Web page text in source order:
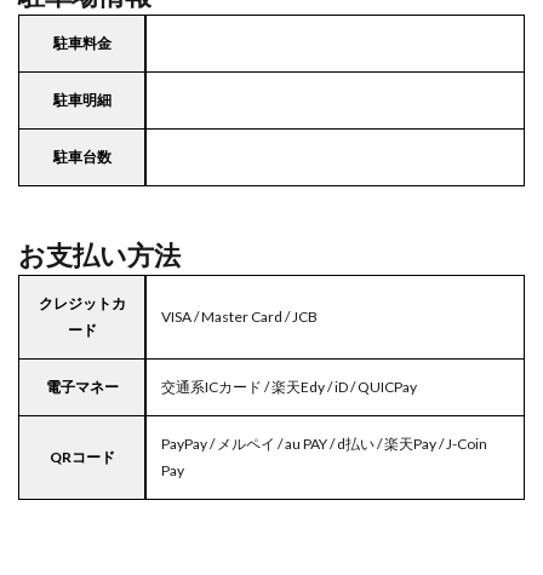
駐車料金
駐車明細
駐車台数
お支払い方法
クレジットカ
ード
VISA / Master Card / JCB
電子マネー 交通系ICカード / 楽天Edy / iD / QUICPay
QRコード
PayPay / メルペイ / au PAY / d払い / 楽天Pay / J-Coin
Pay